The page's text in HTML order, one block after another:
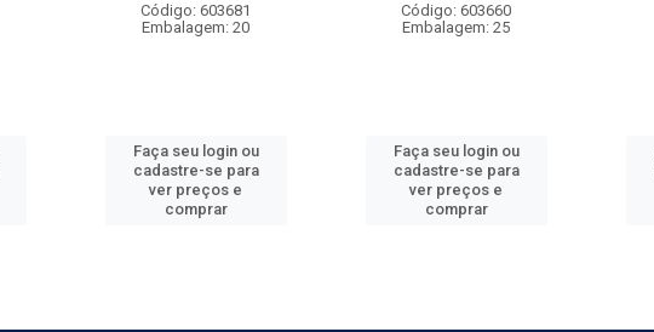
Código: 603681
Embalagem: 20
Faça seu login ou
cadastre-se para
ver preços e
comprar
Código: 603660
Embalagem: 25
Faça seu login ou
cadastre-se para
ver preços e
comprar